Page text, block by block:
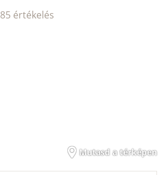
értékelés
Mutasd a térképen